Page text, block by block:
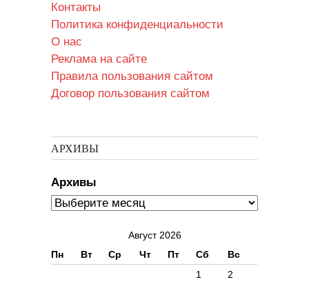
Контакты
Политика конфиденциальности
О нас
Реклама на сайте
Правила пользования сайтом
Договор пользования сайтом
АРХИВЫ
Архивы
Август 2026
Пн
Вт Ср Чт Пт Сб Вс
1
2